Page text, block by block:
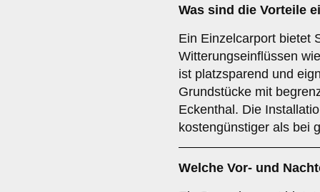
Was sind die Vorteile
Ein Einzelcarport bietet
Witterungseinflüssen
ist platzsparend und
Grundstücke mit
Eckenthal. Die
kostengünstiger als bei
Welche Vor- und